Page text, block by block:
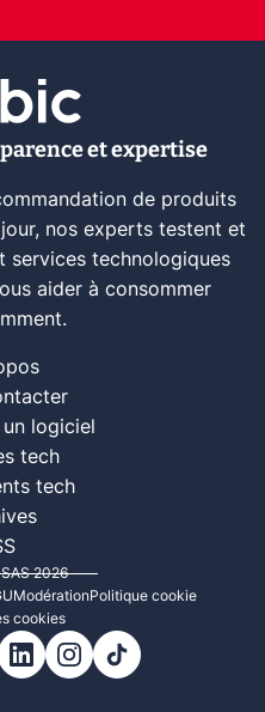
et expertise
de produits
nos experts testent et
services technologiques
aider à consommer
logiciel
tech
tech
2026
ModérationPolitique cookie
cookies